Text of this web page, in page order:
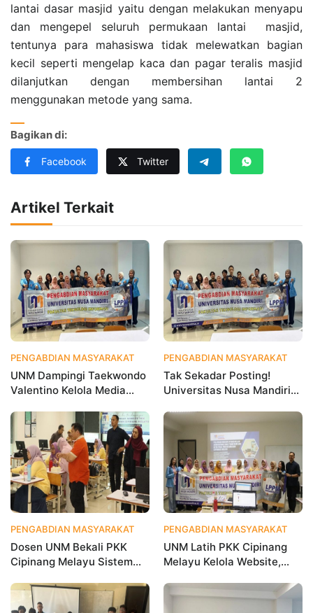
lantai dasar masjid yaitu dengan melakukan menyapu
dan mengepel seluruh permukaan lantai masjid,
tentunya para mahasiswa tidak melewatkan bagian
kecil seperti mengelap kaca dan pagar teralis masjid
dilanjutkan dengan membersihan lantai 2
menggunakan metode yang sama.
Bagikan di:
Facebook Twitter
Artikel Terkait
PENGABDIAN MASYARAKAT 1 hari yang lalu
UNM Dampingi Taekwondo
Valentino Kelola Media
Branding Digital
PENGABDIAN MASYARAKAT
Tak Sekadar Posting!
Universitas Nusa Mandiri
agar Instagram Klub
Olahraga Makin Viral
PENGABDIAN MASYARAKAT 1 bulan yang lalu
Dosen UNM Bekali PKK
Cipinang Melayu Sistem
Dorong Pemberdayaan
Berbasis Data
PENGABDIAN MASYARAKAT
UNM Latih PKK Cipinang
Melayu Kelola Website,
Digital Masyarakat